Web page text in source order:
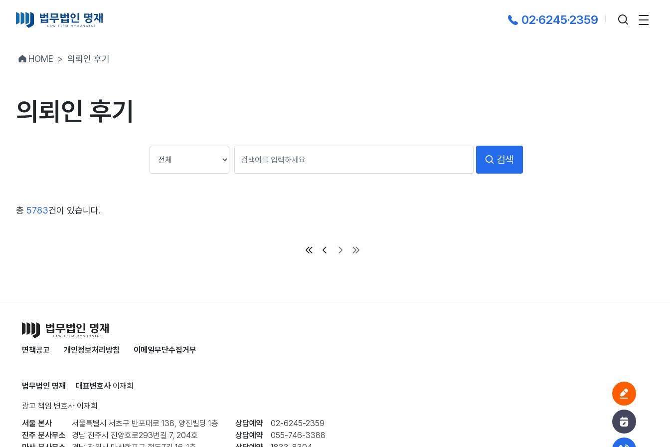
02·6245·2359
HOME 의뢰인 후기
의뢰인 후기
검색
총 5783건이 있습니다.
면책공고 개인정보처리방침 이메일무단수집거부
법무법인 명재 대표변호사 이재희
광고 책임 변호사 이재희
서울 본사
서울특별시 서초구 반포대로 138, 양진빌딩 1층 상담예약
02-6245-2359
진주 분사무소
경남 진주시 진양호로293번길 7, 204호 상담예약
055-746-3388